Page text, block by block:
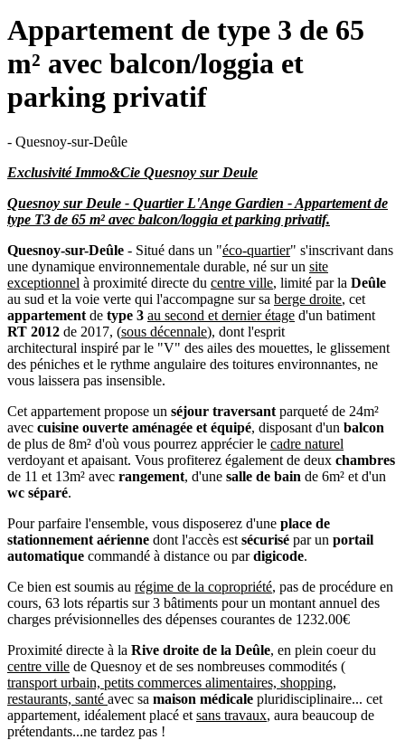
Appartement de type 3 de 65
m² avec balcon/loggia et
parking privatif
- Quesnoy-sur-Deûle
Exclusivité Immo&Cie Quesnoy sur Deule
Quesnoy sur Deule - Quartier L'Ange Gardien - Appartement de
type T3 de 65 m² avec balcon/loggia et parking privatif.
Quesnoy-sur-Deûle - Situé dans un "éco-quartier" s'inscrivant dans
une dynamique environnementale durable, né sur un site
exceptionnel à proximité directe du centre ville, limité par la Deûle
au sud et la voie verte qui l'accompagne sur sa berge droite, cet
appartement de type 3 au second et dernier étage d'un batiment
RT 2012 de 2017, (sous décennale), dont l'esprit
architectural inspiré par le "V" des ailes des mouettes, le glissement
des péniches et le rythme angulaire des toitures environnantes, ne
vous laissera pas insensible.
Cet appartement propose un séjour traversant parqueté de 24m²
avec cuisine ouverte aménagée et équipé, disposant d'un balcon
de plus de 8m² d'où vous pourrez apprécier le cadre naturel
verdoyant et apaisant. Vous profiterez également de deux chambres
de 11 et 13m² avec rangement, d'une salle de bain de 6m² et d'un
wc séparé.
Pour parfaire l'ensemble, vous disposerez d'une place de
stationnement aérienne dont l'accès est sécurisé par un portail
automatique commandé à distance ou pardigicode.
Ce bien est soumis au régime de la copropriété, pas de procédure en
cours, 63 lots répartis sur 3 bâtiments pour un montant annuel des
charges prévisionnelles des dépenses courantes de 1232.00€
Proximité directe à la Rive droite de la Deûle, en plein coeur du
centre ville de Quesnoy et de ses nombreuses commodités (
transport urbain, petits commerces alimentaires, shopping,
restaurants, santé avec sa maison médicale pluridisciplinaire... cet
appartement, idéalement placé et sans travaux, aura beaucoup de
prétendants...ne tardez pas !